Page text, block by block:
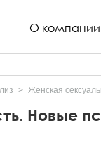
О компании
Женская
Новые